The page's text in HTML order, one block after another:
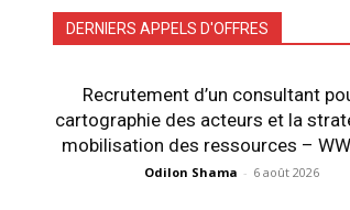
DERNIERS APPELS D'OFFRES
Recrutement d’un consultant
cartographie des acteurs et la
mobilisation des ressources –
Odilon Shama - 6 août 2026